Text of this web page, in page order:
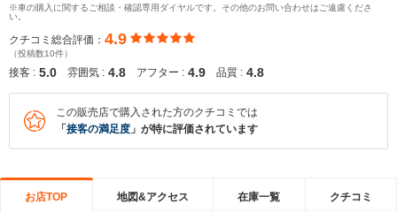
※車の購入に関するご相談・確認専用ダイヤルです。その他のお問い合わせはご遠慮くださ
い。
クチコミ総合評価： 4.9
（投稿数10件）
接客 : 5.0 雰囲気 : 4.8 アフター : 4.9 品質 : 4.8
この販売店で購入された方のクチコミでは
「 接客の満足度 」が特に評価されています
お店TOP 地図&アクセス 在庫一覧 クチコミ